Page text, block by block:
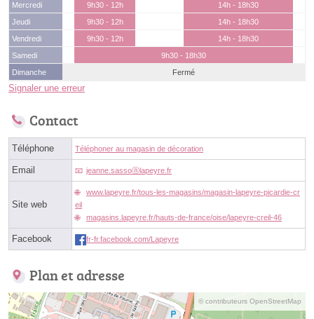
Mercredi
9h30 - 12h
14h - 18h30
Jeudi
9h30 - 12h
14h - 18h30
Vendredi
9h30 - 12h
14h - 18h30
Samedi
9h30 - 18h30
Dimanche
Fermé
Signaler une erreur
Contact
Téléphone Téléphoner au magasin de décoration
Email jeanne.sassoⓐlapeyre.fr
Site web
www.lapeyre.fr/tous-les-magasins/magasin-lapeyre-picardie-cr
eil
magasins.lapeyre.fr/hauts-de-france/oise/lapeyre-creil-46
Facebook fr-fr.facebook.com/Lapeyre
Plan et adresse
© contributeurs OpenStreetMap